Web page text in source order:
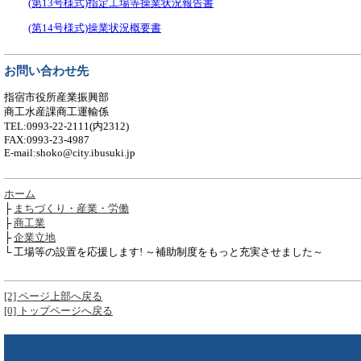
(第13号様式)指定工場等操業状況報告書
(第14号様式)操業状況概要書
お問い合わせ先
指宿市役所産業振興部
商工水産課商工運輸係
TEL:0993-22-2111(内2312)
FAX:0993-23-4987
E-mail:shoko@city.ibusuki.jp
ホーム
├ まちづくり・産業・労働
├商工業
├企業立地
└ 工場等の設置を応援します! ～補助制度をもっと充実させました～
[2] ページ上部へ戻る
[0] トップページへ戻る